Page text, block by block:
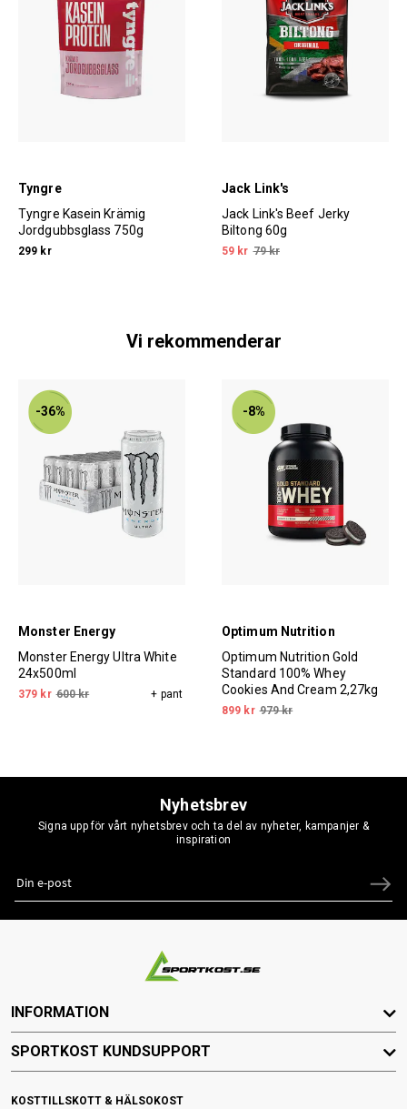
Tyngre
Tyngre Kasein Krämig
Jordgubbsglass 750g
299 kr
Jack Link's
Jack Link's Beef Jerky
Biltong 60g
59 kr 79 kr
Vi rekommenderar
-36%
Monster Energy
Monster Energy Ultra White
24x500ml
379 kr 600 kr + pant
-8%
Optimum Nutrition
Optimum Nutrition Gold
Standard 100% Whey
Cookies And Cream 2,27kg
899 kr 979 kr
Nyhetsbrev
Signa upp för vårt nyhetsbrev och ta del av nyheter, kampanjer &
inspiration
KOSTTILLSKOTT & HÄLSOKOST
INFORMATION
SPORTKOST KUNDSUPPORT